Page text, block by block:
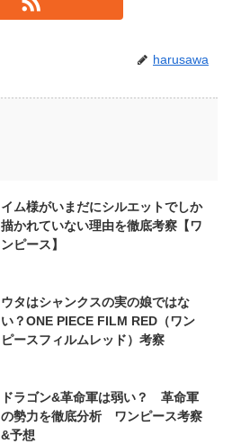
harusawa
イム様がいまだにシルエットでしか
描かれていない理由を徹底考察【ワ
ンピース】
ウタはシャンクスの実の娘ではな
い？ONE PIECE FILM RED（ワン
ピースフィルムレッド）考察
ドラゴン&革命軍は弱い？ 革命軍
の勢力を徹底分析 ワンピース考察
&予想